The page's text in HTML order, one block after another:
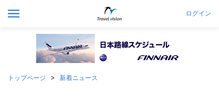
ログイン
トップページ 新着ニュース